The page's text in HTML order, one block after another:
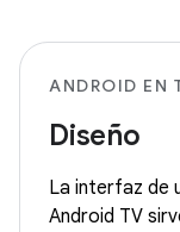
ANDROID EN
Diseño
La interfaz de
Android TV